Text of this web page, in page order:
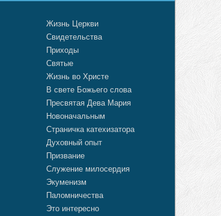
Жизнь Церкви
Свидетельства
Приходы
Святые
Жизнь во Христе
В свете Божьего слова
Пресвятая Дева Мария
Новоначальным
Страничка катехизатора
Духовный опыт
Призвание
Служение милосердия
Экуменизм
Паломничества
Это интересно